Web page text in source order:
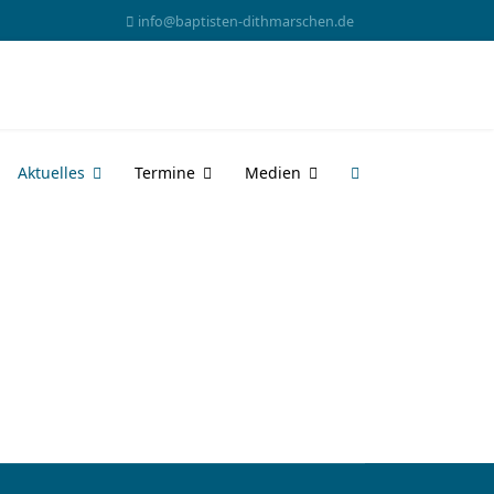
info@baptisten-dithmarschen.de
Aktuelles Termine Medien